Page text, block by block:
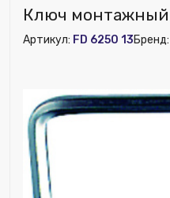
Бренд:
Нет
Ключ монтажный
Артикул: FD 6250 13Бренд: